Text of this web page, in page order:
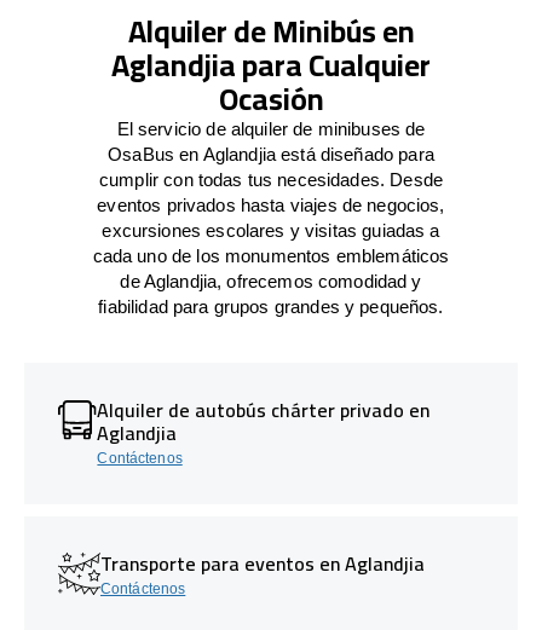
Alquiler de Minibús en
Aglandjia para Cualquier
Ocasión
El servicio de alquiler de minibuses de
OsaBus en Aglandjia está diseñado para
cumplir con todas tus necesidades. Desde
eventos privados hasta viajes de negocios,
excursiones escolares y visitas guiadas a
cada uno de los monumentos emblemáticos
de Aglandjia, ofrecemos comodidad y
fiabilidad para grupos grandes y pequeños.
Alquiler de autobús chárter privado en
Aglandjia
Contáctenos
Transporte para eventos en Aglandjia
Contáctenos